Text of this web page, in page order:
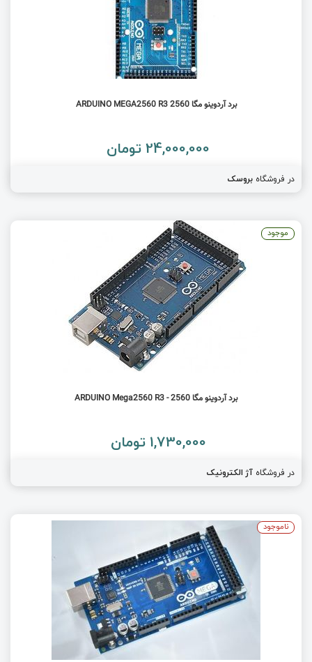
برد آردوینو مگا 2560 ARDUINO MEGA2560 R3
24,000,000 تومان
در فروشگاه بروسک
برد آردوینو مگا 2560 - ARDUINO Mega2560 R3
1,730,000 تومان
در فروشگاه آژ الکترونیک
موجود
ناموجود